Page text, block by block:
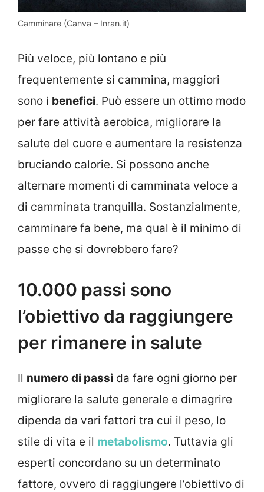
Camminare (Canva – Inran.it)
Più veloce, più lontano e più
frequentemente si cammina, maggiori
sono i benefici. Può essere un ottimo modo
per fare attività aerobica, migliorare la
salute del cuore e aumentare la resistenza
bruciando calorie. Si possono anche
alternare momenti di camminata veloce a
di camminata tranquilla. Sostanzialmente,
camminare fa bene, ma qual è il minimo di
passe che si dovrebbero fare?
10.000 passi sono
l’obiettivo da raggiungere
per rimanere in salute
Il numero di passi da fare ogni giorno per
migliorare la salute generale e dimagrire
dipenda da vari fattori tra cui il peso, lo
stile di vita e il metabolismo. Tuttavia gli
esperti concordano su un determinato
fattore, ovvero di raggiungere l’obiettivo di